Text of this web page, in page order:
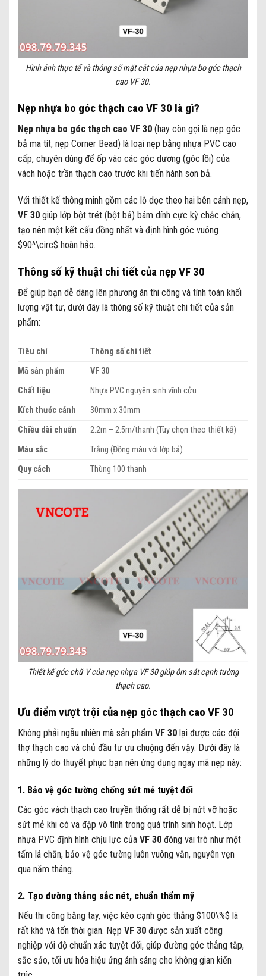
Hình ảnh thực tế và thông số mặt cắt của nẹp nhựa bo góc thạch
cao VF 30.
Nẹp nhựa bo góc thạch cao VF 30 là gì?
Nẹp nhựa bo góc thạch cao VF 30 (hay còn gọi là nẹp góc
bả ma tít, nẹp Corner Bead) là loại nẹp bằng nhựa PVC cao
cấp, chuyên dùng để ốp vào các góc dương (góc lồi) của
vách hoặc trần thạch cao trước khi tiến hành sơn bả.
Với thiết kế thông minh gồm các lỗ dọc theo hai bên cánh nẹp,
VF 30 giúp lớp bột trét (bột bả) bám dính cực kỳ chắc chắn,
tạo nên một kết cấu đồng nhất và định hình góc vuông
$90^\circ$ hoàn hảo.
Thông số kỹ thuật chi tiết của nẹp VF 30
Để giúp bạn dễ dàng lên phương án thi công và tính toán khối
lượng vật tư, dưới đây là thông số kỹ thuật chi tiết của sản
phẩm:
Tiêu chí
Thông số chi tiết
Mã sản phẩm
VF 30
Chất liệu
Nhựa PVC nguyên sinh vĩnh cửu
Kích thước cánh
30mm x 30mm
Chiều dài chuẩn
2.2m – 2.5m/thanh (Tùy chọn theo thiết kế)
Màu sắc
Trắng (Đồng màu với lớp bả)
Quy cách
Thùng 100 thanh
Thiết kế góc chữ V của nẹp nhựa VF 30 giúp ôm sát cạnh tường
thạch cao.
Ưu điểm vượt trội của nẹp góc thạch cao VF 30
Không phải ngẫu nhiên mà sản phẩm VF 30 lại được các đội
thợ thạch cao và chủ đầu tư ưu chuộng đến vậy. Dưới đây là
những lý do thuyết phục bạn nên ứng dụng ngay mã nẹp này:
1. Bảo vệ góc tường chống sứt mẻ tuyệt đối
Các góc vách thạch cao truyền thống rất dễ bị nứt vỡ hoặc
sứt mẻ khi có va đập vô tình trong quá trình sinh hoạt. Lớp
nhựa PVC định hình chịu lực của VF 30 đóng vai trò như một
tấm lá chắn, bảo vệ góc tường luôn vuông vắn, nguyên vẹn
qua năm tháng.
2. Tạo đường thẳng sắc nét, chuẩn thẩm mỹ
Nếu thi công bằng tay, việc kéo cạnh góc thẳng $100\%$ là
rất khó và tốn thời gian. Nẹp VF 30 được sản xuất công
nghiệp với độ chuẩn xác tuyệt đối, giúp đường góc thẳng tắp,
sắc sảo, tối ưu hóa hiệu ứng ánh sáng cho không gian kiến